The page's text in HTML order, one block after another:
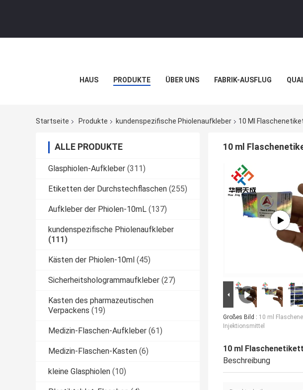
HAUS PRODUKTE ÜBER UNS FABRIK-AUSFLUG
Startseite Produkte kundenspezifische Phiolenaufkleber 10 Ml
ALLE PRODUKTE
Glasphiolen-Aufkleber (311)
Etiketten der Durchstechflaschen (255)
Aufkleber der Phiolen-10mL (137)
kundenspezifische Phiolenaufkleber
(111)
Kästen der Phiolen-10ml (45)
Sicherheitshologrammaufkleber (27)
Kasten des pharmazeutischen
Verpackens (19)
Medizin-Flaschen-Aufkleber (61)
Medizin-Flaschen-Kasten (6)
kleine Glasphiolen (10)
10 ml
Großes Bild : 10 ml
Injektionsmittel
10 ml
Beschreibung